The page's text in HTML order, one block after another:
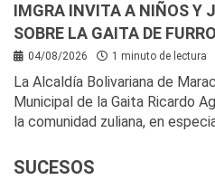
IMGRA INVITA A NIÑOS Y
SOBRE LA GAITA DE FURRO
04/08/2026 1 minuto de lectura
La Alcaldía Bolivariana de
Municipal de la Gaita Ricardo
la comunidad zuliana, en
SUCESOS